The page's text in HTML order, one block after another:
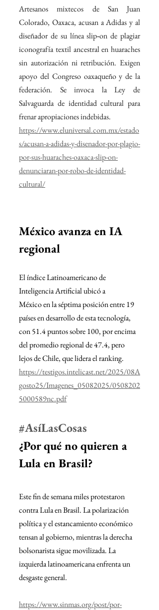
Artesanos mixtecos de San Juan
Colorado, Oaxaca, acusan a Adidas y al
diseñador de su línea slip‑on de plagiar
iconografía textil ancestral en huaraches
sin autorización ni retribución. Exigen
apoyo del Congreso oaxaqueño y de la
federación. Se invoca la Ley de
Salvaguarda de identidad cultural para
frenar apropiaciones indebidas.
https://www.eluniversal.com.mx/estado
s/acusan-a-adidas-y-disenador-por-plagio-
por-sus-huaraches-oaxaca-slip-on-
denunciaran-por-robo-de-identidad-
cultural/
México avanza en IA
regional
El índice Latinoamericano de
Inteligencia Artificial ubicó a
México en la séptima posición entre 19
países en desarrollo de esta tecnología,
con 51.4 puntos sobre 100, por encima
del promedio regional de 47.4, pero
lejos de Chile, que lidera el ranking.
https://testigos.intelicast.net/2025/08A
gosto25/Imagenes_05082025/0508202
5000589nc.pdf
#AsíLasCosas
¿Por qué no quieren a
Lula en Brasil?
Este fin de semana miles protestaron
contra Lula en Brasil. La polarización
política y el estancamiento económico
tensan al gobierno, mientras la derecha
bolsonarista sigue movilizada. La
izquierda latinoamericana enfrenta un
desgaste general.
https://www.sinmas.org/post/por-